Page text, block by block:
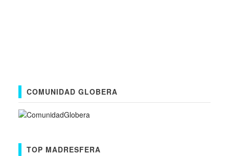
COMUNIDAD GLOBERA
TOP MADRESFERA